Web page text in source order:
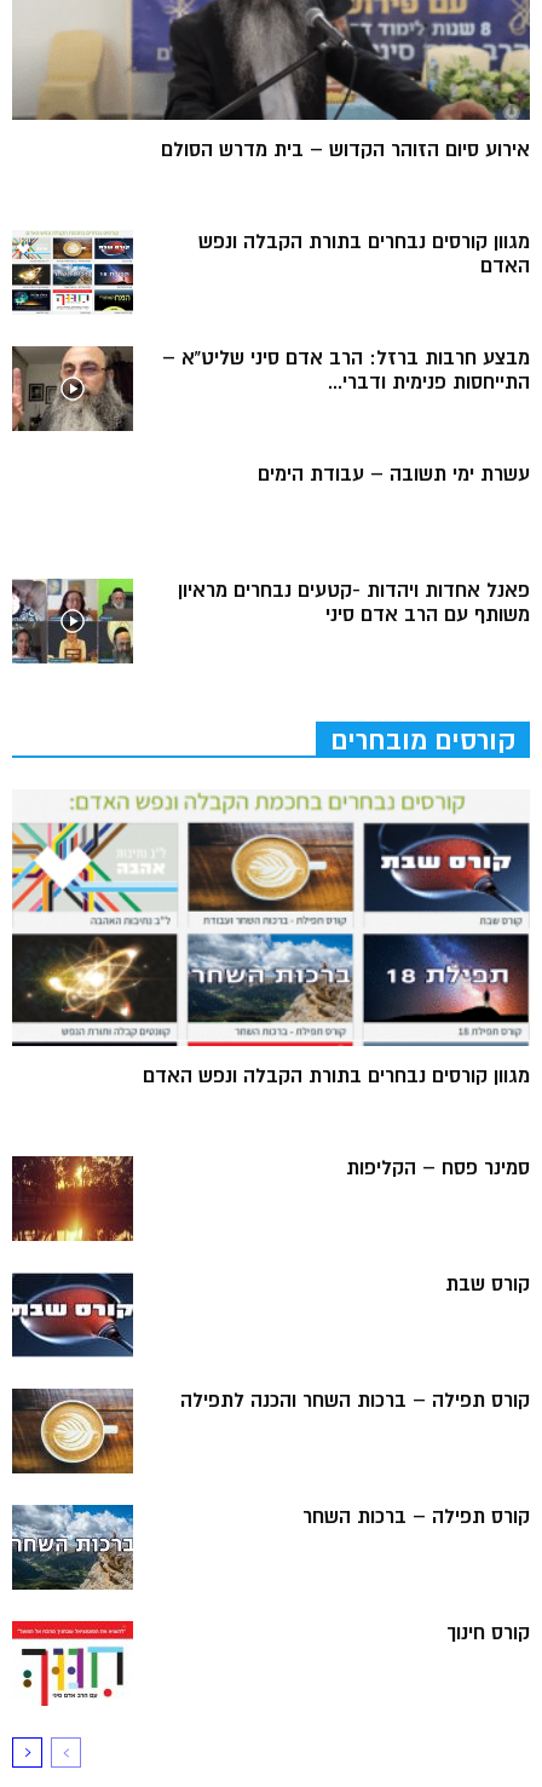
אירוע סיום הזוהר הקדוש – בית מדרש הסולם
מגוון קורסים נבחרים בתורת הקבלה ונפש
האדם
מבצע חרבות ברזל: הרב אדם סיני שליט”א –
התייחסות פנימית ודברי...
עשרת ימי תשובה – עבודת הימים
פאנל אחדות ויהדות -קטעים נבחרים מראיון
משותף עם הרב אדם סיני
קורסים מובחרים
מגוון קורסים נבחרים בתורת הקבלה ונפש האדם
סמינר פסח – הקליפות
קורס שבת
קורס תפילה – ברכות השחר והכנה לתפילה
קורס תפילה – ברכות השחר
קורס חינוך